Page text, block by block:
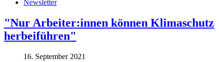
Newsletter
"Nur Arbeiter:innen können Klimaschutz
herbeiführen"
16. September 2021